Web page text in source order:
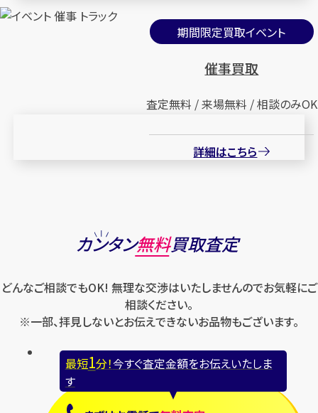
期間限定買取イベント
催事買取
査定無料 / 来場無料 / 相談のみOK
詳細はこちら
カンタン無料買取査定
どんなご相談でもOK! 無理な交渉はいたしませんのでお気軽にご
相談ください。
※一部、拝見しないとお伝えできないお品物もございます。
最短1分！今すぐ査定金額をお伝えいたしま
す